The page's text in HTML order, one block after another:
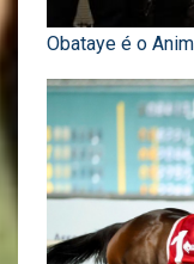
Obataye é o